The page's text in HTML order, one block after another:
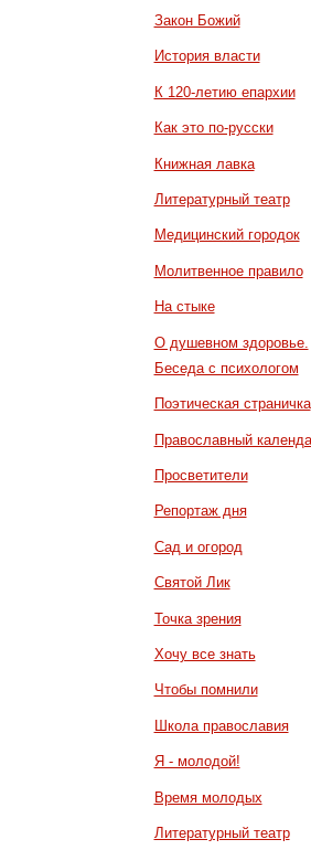
Закон Божий
История власти
К 120-летию епархии
Как это по-русски
Книжная лавка
Литературный театр
Медицинский городок
Молитвенное правило
На стыке
О душевном здоровье.
Беседа с психологом
Поэтическая страничка
Православный
Просветители
Репортаж дня
Сад и огород
Святой Лик
Точка зрения
Хочу все знать
Чтобы помнили
Школа православия
Я - молодой!
Время молодых
Литературный театр